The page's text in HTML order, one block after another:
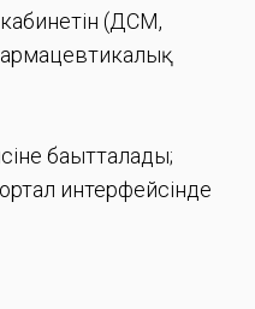
(ДСМ,
бағытталады;
интерфейсінде